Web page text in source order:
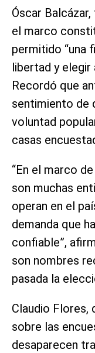
Óscar
el marco
permitido “una
libertad y
Recordó que
sentimiento de
voluntad
casas
“En el marco
son muchas
operan en el
demanda que
confiable”,
son nombres
pasada la
Claudio Flores,
sobre las
desaparecen